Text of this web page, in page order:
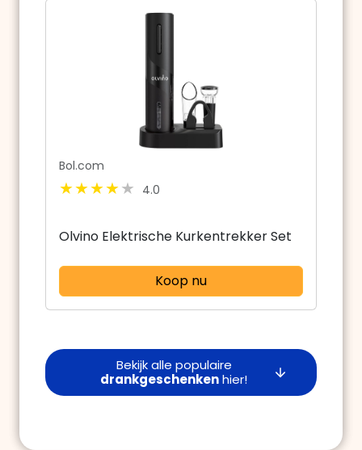
Bol.com
4.0
Olvino Elektrische Kurkentrekker Set
Koop nu
Bekijk alle populaire
drankgeschenkenhier!